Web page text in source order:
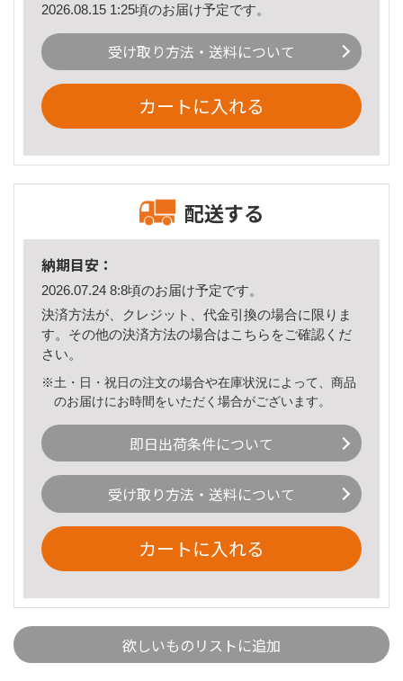
2026.08.15 1:25頃のお届け予定です。
受け取り方法・送料について
カートに入れる
配送する
納期目安：
2026.07.24 8:8頃のお届け予定です。
決済方法が、クレジット、代金引換の場合に限りま
す。その他の決済方法の場合はこちら をご確認くだ
さい。
※土・日・祝日の注文の場合や在庫状況によって、商品
のお届けにお時間をいただく場合がございます。
即日出荷条件について
受け取り方法・送料について
カートに入れる
欲しいものリストに追加